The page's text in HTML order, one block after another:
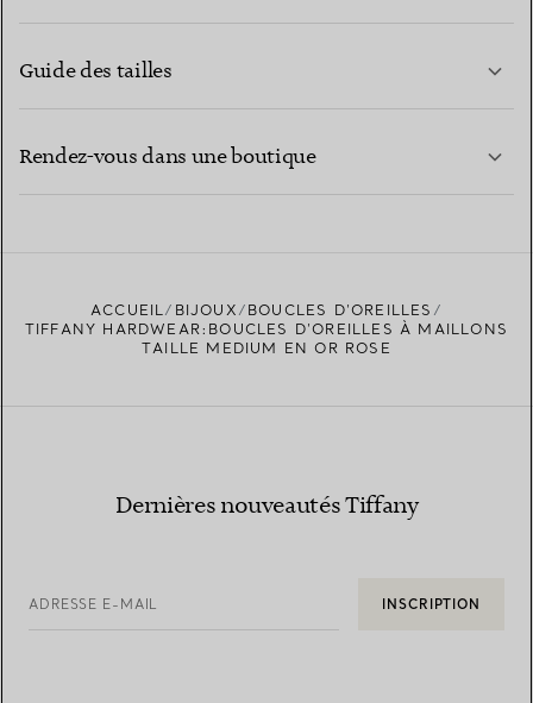
Guide des tailles
Rendez-vous dans une boutique
TROUVEZ LA BOUTIQUE LA PLUS PROCHE
ACCUEIL BIJOUX
BOUCLES D’OREILLES
TIFFANY HARDWEAR:BOUCLES D’OREILLES À MAILLONS
TAILLE MEDIUM EN OR ROSE
Dernières nouveautés Tiffany
ADRESSE E-MAIL INSCRIPTION